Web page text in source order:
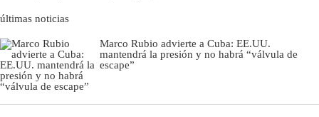
últimas noticias
Marco Rubio advierte a Cuba: EE.UU.
mantendrá la presión y no habrá “válvula de
escape”